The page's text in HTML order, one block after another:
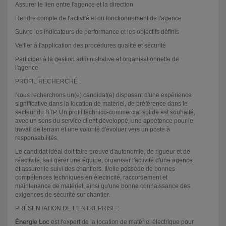
Assurer le lien entre l'agence et la direction
Rendre compte de l'activité et du fonctionnement de l'agence
Suivre les indicateurs de performance et les objectifs définis
Veiller à l'application des procédures qualité et sécurité
Participer à la gestion administrative et organisationnelle de
l'agence
PROFIL RECHERCHÉ :
Nous recherchons un(e) candidat(e) disposant d'une expérience
significative dans la location de matériel, de préférence dans le
secteur du BTP. Un profil technico-commercial solide est souhaité,
avec un sens du service client développé, une appétence pour le
travail de terrain et une volonté d'évoluer vers un poste à
responsabilités.
Le candidat idéal doit faire preuve d'autonomie, de rigueur et de
réactivité, sait gérer une équipe, organiser l'activité d'une agence
et assurer le suivi des chantiers. Il/elle possède de bonnes
compétences techniques en électricité, raccordement et
maintenance de matériel, ainsi qu'une bonne connaissance des
exigences de sécurité sur chantier.
PRÉSENTATION DE L'ENTREPRISE :
Énergie Loc est l'expert de la location de matériel électrique pour